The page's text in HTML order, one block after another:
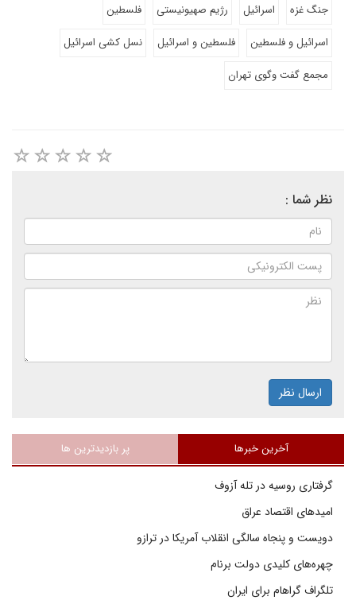
جنگ غزه
اسرائیل رژیم صهیونیستی
فلسطین
اسرائیل و فلسطین
فلسطین و اسرائیل
نسل کشی اسرائیل
مجمع گفت وگوی تهران
نظر شما :
ارسال نظر
آخرین خبرها پر بازدیدترین ها
گرفتاری روسیه در تله آزوف
امیدهای اقتصاد عراق
دویست و پنجاه سالگی انقلاب آمریکا در ترازو
چهره‌های کلیدی دولت برنام
تلگراف گراهام برای ایران